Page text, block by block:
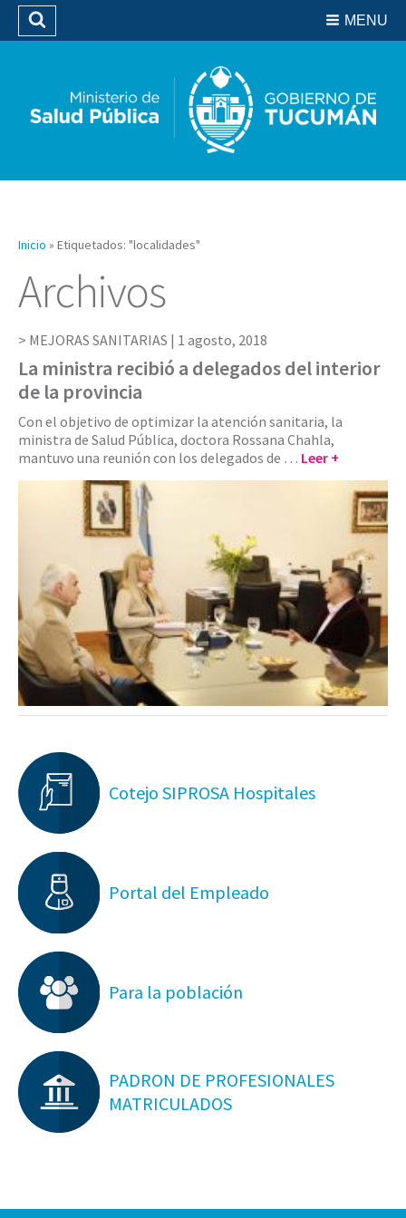
Biblioteca
MENU
Buscar
Inicio » Etiquetados: "localidades"
Archivos
MEJORAS SANITARIAS | 1 agosto, 2018
La ministra recibió a delegados del interior
de la provincia
Con el objetivo de optimizar la atención sanitaria, la
ministra de Salud Pública, doctora Rossana Chahla,
mantuvo una reunión con los delegados de … Leer +
Cotejo SIPROSA Hospitales
Portal del Empleado
Para la población
PADRON DE PROFESIONALES
MATRICULADOS